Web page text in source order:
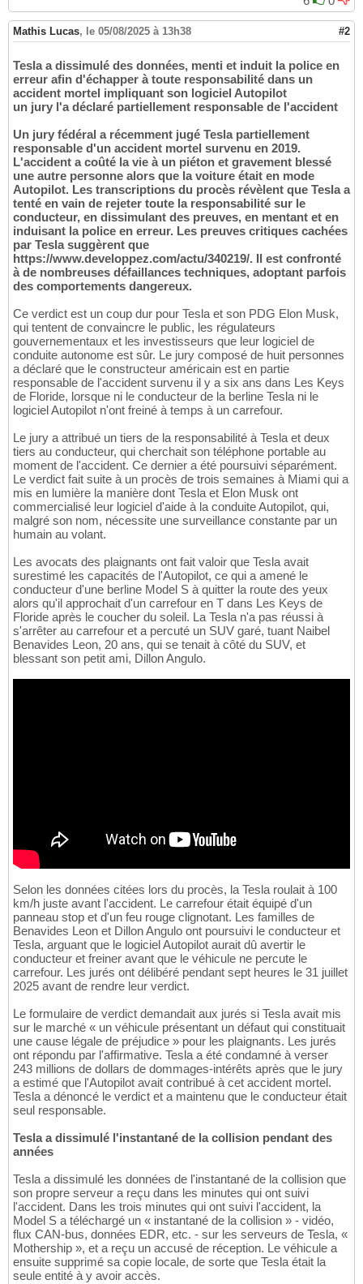
Mathis Lucas, le 05/08/2025 à 13h38 #2
Tesla a dissimulé des données, menti et induit la police en
erreur afin d'échapper à toute responsabilité dans un
accident mortel impliquant son logiciel Autopilot
un jury l'a déclaré partiellement responsable de l'accident
Un jury fédéral a récemment jugé Tesla partiellement
responsable d'un accident mortel survenu en 2019.
L'accident a coûté la vie à un piéton et gravement blessé
une autre personne alors que la voiture était en mode
Autopilot. Les transcriptions du procès révèlent que Tesla a
tenté en vain de rejeter toute la responsabilité sur le
conducteur, en dissimulant des preuves, en mentant et en
induisant la police en erreur. Les preuves critiques cachées
par Tesla suggèrent que
https://www.developpez.com/actu/340219/. Il est confronté
à de nombreuses défaillances techniques, adoptant parfois
des comportements dangereux.
Ce verdict est un coup dur pour Tesla et son PDG Elon Musk,
qui tentent de convaincre le public, les régulateurs
gouvernementaux et les investisseurs que leur logiciel de
conduite autonome est sûr. Le jury composé de huit personnes
a déclaré que le constructeur américain est en partie
responsable de l'accident survenu il y a six ans dans Les Keys
de Floride, lorsque ni le conducteur de la berline Tesla ni le
logiciel Autopilot n'ont freiné à temps à un carrefour.
Le jury a attribué un tiers de la responsabilité à Tesla et deux
tiers au conducteur, qui cherchait son téléphone portable au
moment de l'accident. Ce dernier a été poursuivi séparément.
Le verdict fait suite à un procès de trois semaines à Miami qui a
mis en lumière la manière dont Tesla et Elon Musk ont
commercialisé leur logiciel d'aide à la conduite Autopilot, qui,
malgré son nom, nécessite une surveillance constante par un
humain au volant.
Les avocats des plaignants ont fait valoir que Tesla avait
surestimé les capacités de l'Autopilot, ce qui a amené le
conducteur d'une berline Model S à quitter la route des yeux
alors qu'il approchait d'un carrefour en T dans Les Keys de
Floride après le coucher du soleil. La Tesla n'a pas réussi à
s'arrêter au carrefour et a percuté un SUV garé, tuant Naibel
Benavides Leon, 20 ans, qui se tenait à côté du SUV, et
blessant son petit ami, Dillon Angulo.
Selon les données citées lors du procès, la Tesla roulait à 100
km/h juste avant l'accident. Le carrefour était équipé d'un
panneau stop et d'un feu rouge clignotant. Les familles de
Benavides Leon et Dillon Angulo ont poursuivi le conducteur et
Tesla, arguant que le logiciel Autopilot aurait dû avertir le
conducteur et freiner avant que le véhicule ne percute le
carrefour. Les jurés ont délibéré pendant sept heures le 31 juillet
2025 avant de rendre leur verdict.
Le formulaire de verdict demandait aux jurés si Tesla avait mis
sur le marché « un véhicule présentant un défaut qui constituait
une cause légale de préjudice » pour les plaignants. Les jurés
ont répondu par l'affirmative. Tesla a été condamné à verser
243 millions de dollars de dommages-intérêts après que le jury
a estimé que l'Autopilot avait contribué à cet accident mortel.
Tesla a dénoncé le verdict et a maintenu que le conducteur était
seul responsable.
Tesla a dissimulé l'instantané de la collision pendant des
années
Tesla a dissimulé les données de l'instantané de la collision que
son propre serveur a reçu dans les minutes qui ont suivi
l'accident. Dans les trois minutes qui ont suivi l'accident, la
Model S a téléchargé un « instantané de la collision » - vidéo,
flux CAN-bus, données EDR, etc. - sur les serveurs de Tesla, «
Mothership », et a reçu un accusé de réception. Le véhicule a
ensuite supprimé sa copie locale, de sorte que Tesla était la
seule entité à y avoir accès.